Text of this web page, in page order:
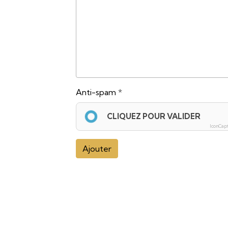
Anti-spam
CLIQUEZ POUR VALIDER
Ajouter